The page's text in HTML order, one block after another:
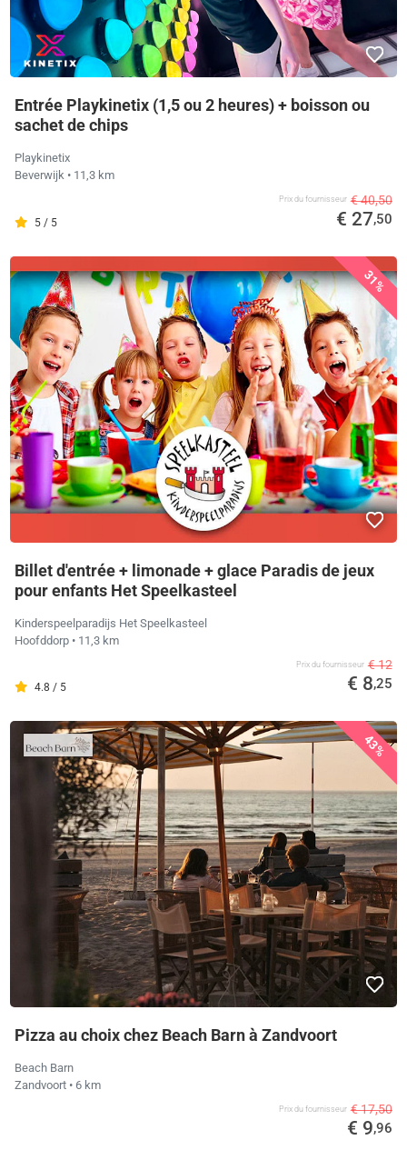
Entrée Playkinetix (1,5 ou 2 heures) + boisson ou
sachet de chips
Playkinetix
Beverwijk • 11,3 km
5 / 5
Prix ​​du fournisseur € 40,50
€ 27,50
31%
Billet d'entrée + limonade + glace Paradis de jeux
pour enfants Het Speelkasteel
Kinderspeelparadijs Het Speelkasteel
Hoofddorp • 11,3 km
4.8 / 5
Prix ​​du fournisseur € 12
€ 8,25
43%
Pizza au choix chez Beach Barn à Zandvoort
Beach Barn
Zandvoort • 6 km
Prix ​​du fournisseur € 17,50
€ 9,96